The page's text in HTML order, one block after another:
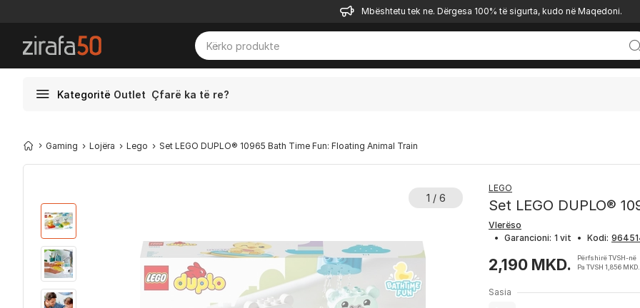
Mbështetu tek ne. Dërgesa 100% të sigurta, kudo në Maqedoni.
Kategoritë Outlet Çfarë ka të re?
Gaming Lojëra Lego Set LEGO DUPLO® 10965 Bath Time Fun: Floating Animal Train
1 / 6
LEGO
Set LEGO DUPLO®
Vlerëso
• Garancioni: 1 vit • Kodi:
2,190 MKD.
Përfshirë TVSH-në
Pa TVSH 1,856 MKD.
Sasia